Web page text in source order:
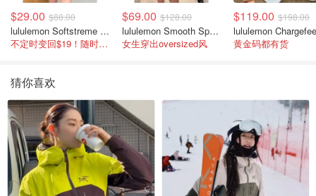
$29.00 $88.00
lululemon Softstreme 女士高腰短裤 10cm
不定时变回$19！随时点进来看
$69.00 $128.00
lululemon Smooth Spacer 经典卫衣
女生穿出oversized风
$119.00 $198.00
黄金码都有货
猜你喜欢